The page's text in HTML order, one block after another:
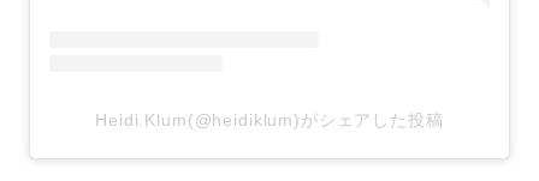
Heidi Klum(@heidiklum)がシェアした投稿